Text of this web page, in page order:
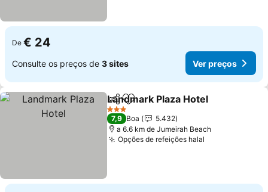
De € 24
Consulte os preços de 3 sites Ver preços
PartilharAdicionar aos favoritos
Landmark Plaza Hotel
3 Estrelas
7,9 Boa
5.432
a 6.6 km de Jumeirah Beach
Opções de refeições halal